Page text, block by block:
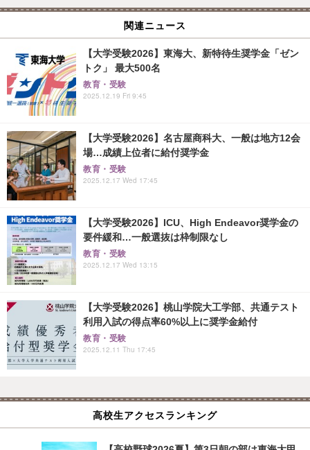
関連ニュース
【大学受験2026】東海大、新特待生奨学金「ゼン
トク」 最大500名
教育・受験
2025.12.19 Fri 9:45
【大学受験2026】名古屋商科大、一般は地方12会
場…成績上位者に給付奨学金
教育・受験
2025.12.17 Wed 17:45
【大学受験2026】ICU、High Endeavor奨学金の
要件緩和…一般選抜は枠制限なし
教育・受験
2025.12.17 Wed 13:15
【大学受験2026】桃山学院大工学部、共通テスト
利用入試の得点率60%以上に奨学金給付
教育・受験
2025.12.11 Thu 17:45
高校生アクセスランキング